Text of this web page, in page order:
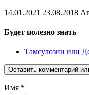
14.01.2021 23.08.2018
Будет полезно знать
Тамсулозин или
Оставить комментарий
Имя *